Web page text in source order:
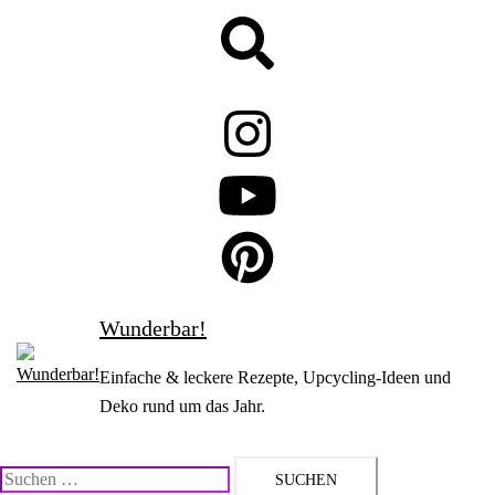
Wunderbar!
Einfache & leckere Rezepte, Upcycling-Ideen und
Deko rund um das Jahr.
Suchen